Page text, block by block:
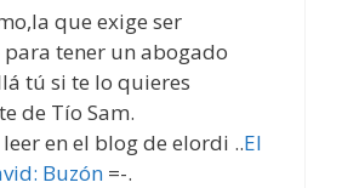
que exige ser
tener un abogado
tú si te lo quieres
de Tío Sam.
leer en el blog de elordi ..El
Buzón =-.